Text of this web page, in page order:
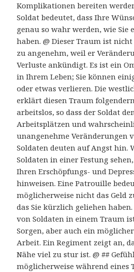
Komplikationen bereiten
Soldat bedeutet, dass Ihre
genau so wahr werden, wie Sie
haben. @ Dieser Traum ist
zu angenehm, weil er
Verluste ankündigt. Es ist ein
in Ihrem Leben; Sie können
oder etwas verlieren. Die
erklärt diesen Traum
arbeitslos, so dass der Soldat
Arbeitsplätzen und
unangenehme Veränderungen
Soldaten deuten auf Angst hin.
Soldaten in einer Festung
Ihren Erschöpfungs- und
hinweisen. Eine Patrouille
möglicherweise nicht das Geld
das Sie kürzlich geliehen
von Soldaten in einem Traum
Sorgen, aber auch ein
Arbeit. Ein Regiment zeigt an,
Nähe viel zu stur ist. @ ##
möglicherweise während eines